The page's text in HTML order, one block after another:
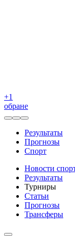
+1
обране
Результаты
Прогнозы
Спорт
Новости
Результаты
Турниры
Статьи
Прогнозы
Трансферы